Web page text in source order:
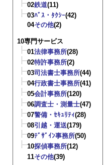
02鉄道(11)
03ﾊﾞｽ・ﾀｸｼｰ(42)
04その他(2)
10専門サービス
01法律事務所(28)
02特許事務所(2)
03司法書士事務所(44)
04行政書士事務所(41)
05会計事務所(120)
06調査士・測量士(47)
07警備・ｾｷｭﾘﾃｨ(28)
08引越・運送(179)
09ﾃﾞｻﾞｲﾝ事務所(50)
10探偵事務所(12)
11その他(39)